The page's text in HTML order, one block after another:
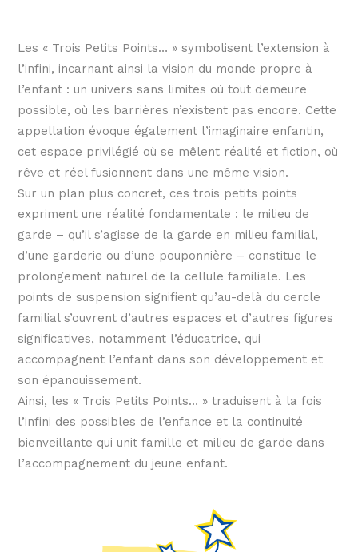
Les « Trois Petits Points… » symbolisent l’extension à
l’infini, incarnant ainsi la vision du monde propre à
l’enfant : un univers sans limites où tout demeure
possible, où les barrières n’existent pas encore. Cette
appellation évoque également l’imaginaire enfantin,
cet espace privilégié où se mêlent réalité et fiction, où
rêve et réel fusionnent dans une même vision.
Sur un plan plus concret, ces trois petits points
expriment une réalité fondamentale : le milieu de
garde – qu’il s’agisse de la garde en milieu familial,
d’une garderie ou d’une pouponnière – constitue le
prolongement naturel de la cellule familiale. Les
points de suspension signifient qu’au-delà du cercle
familial s’ouvrent d’autres espaces et d’autres figures
significatives, notamment l’éducatrice, qui
accompagnent l’enfant dans son développement et
son épanouissement.
Ainsi, les « Trois Petits Points… » traduisent à la fois
l’infini des possibles de l’enfance et la continuité
bienveillante qui unit famille et milieu de garde dans
l’accompagnement du jeune enfant.